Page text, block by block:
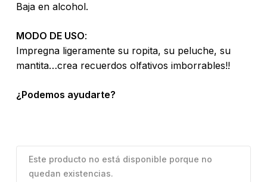
Baja en alcohol.
MODO DE USO:
Impregna ligeramente su ropita, su peluche, su
mantita…crea recuerdos olfativos imborrables!!
¿Podemos ayudarte?
Este producto no está disponible porque no
quedan existencias.